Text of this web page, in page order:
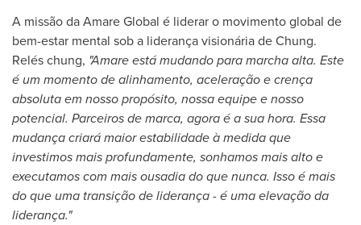
A missão da Amare Global é liderar o movimento global de
bem-estar mental sob a liderança visionária de Chung.
Relés chung, "Amare está mudando para marcha alta. Este
é um momento de alinhamento, aceleração e crença
absoluta em nosso propósito, nossa equipe e nosso
potencial. Parceiros de marca, agora é a sua hora. Essa
mudança criará maior estabilidade à medida que
investimos mais profundamente, sonhamos mais alto e
executamos com mais ousadia do que nunca. Isso é mais
do que uma transição de liderança - é uma elevação da
liderança."